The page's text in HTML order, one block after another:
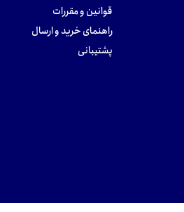
قوانین و مقررات
راهنمای خرید و ارسال
پشتیبانی